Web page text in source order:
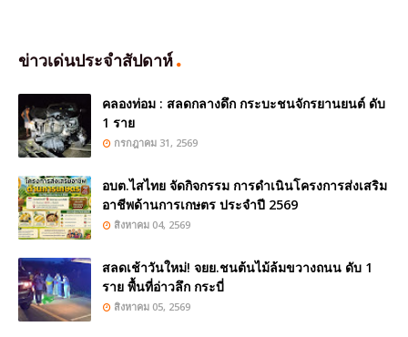
ข่าวเด่นประจำสัปดาห์
คลองท่อม : สลดกลางดึก กระบะชนจักรยานยนต์ ดับ
1 ราย
กรกฎาคม 31, 2569
อบต.ไสไทย จัดกิจกรรม การดำเนินโครงการส่งเสริม
อาชีพด้านการเกษตร ประจำปี 2569
สิงหาคม 04, 2569
สลดเช้าวันใหม่! จยย.ชนต้นไม้ล้มขวางถนน ดับ 1
ราย พื้นที่อ่าวลึก กระบี่
สิงหาคม 05, 2569